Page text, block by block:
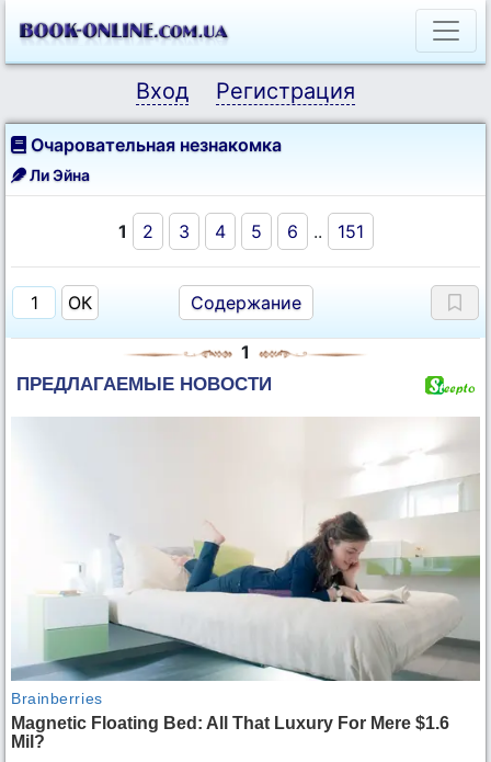
Вход Регистрация
Очаровательная незнакомка
Ли Эйна
1 2 3 4 5 6 .. 151
Содержание
1